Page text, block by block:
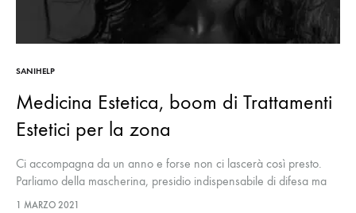
SANIHELP
Medicina Estetica, boom di Trattamenti
Estetici per la zona
Ci accompagna da un anno e forse non ci lascerà così presto.
Parliamo della mascherina, presidio indispensabile di difesa ma
anche un accessorio non certo voluto che per ovvie ragioni
1 MARZO 2021